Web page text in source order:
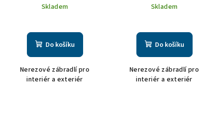
Skladem
Do košíku
Nerezové zábradlí pro
interiér a exteriér
Skladem
Do košíku
Nerezové zábradlí pro
interiér a exteriér